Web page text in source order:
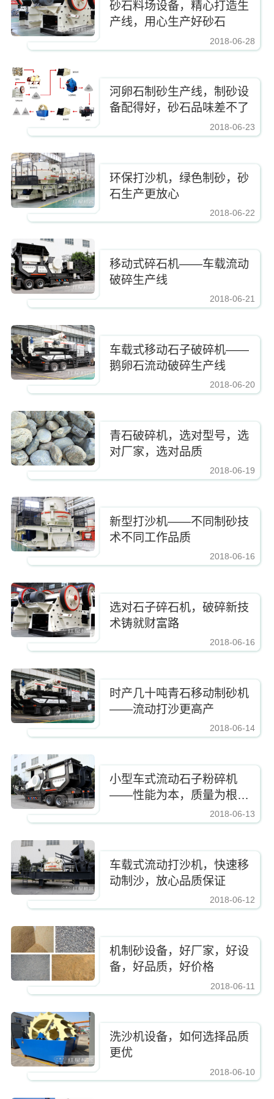
https://www.zhishaji.cn/upload/
砂石料场设备，精心打造生
产线，用心生产好砂石
2018-06-28
https://www.zhishaji.cn/upload/
河卵石制砂生产线，制砂设
备配得好，砂石品味差不了
2018-06-23
https://www.zhishaji.cn/upload/
环保打沙机，绿色制砂，砂
石生产更放心
2018-06-22
https://www.zhishaji.cn/upload/
移动式碎石机——车载流动
破碎生产线
2018-06-21
https://www.zhishaji.cn/upload/
车载式移动石子破碎机——
鹅卵石流动破碎生产线
2018-06-20
https://www.zhishaji.cn/upload/
青石破碎机，选对型号，选
对厂家，选对品质
2018-06-19
https://www.zhishaji.cn/upload/
新型打沙机——不同制砂技
术不同工作品质
2018-06-16
https://www.zhishaji.cn/upload/
选对石子碎石机，破碎新技
术铸就财富路
2018-06-16
https://www.zhishaji.cn/upload/
时产几十吨青石移动制砂机
——流动打沙更高产
2018-06-14
https://www.zhishaji.cn/upload/
小型车式流动石子粉碎机
——性能为本，质量为根，
2018-06-13
https://www.zhishaji.cn/upload/
车载式流动打沙机，快速移
动制沙，放心品质保证
2018-06-12
https://www.zhishaji.cn/upload/
机制砂设备，好厂家，好设
备，好品质，好价格
2018-06-11
https://www.zhishaji.cn/upload/
洗沙机设备，如何选择品质
更优
2018-06-10